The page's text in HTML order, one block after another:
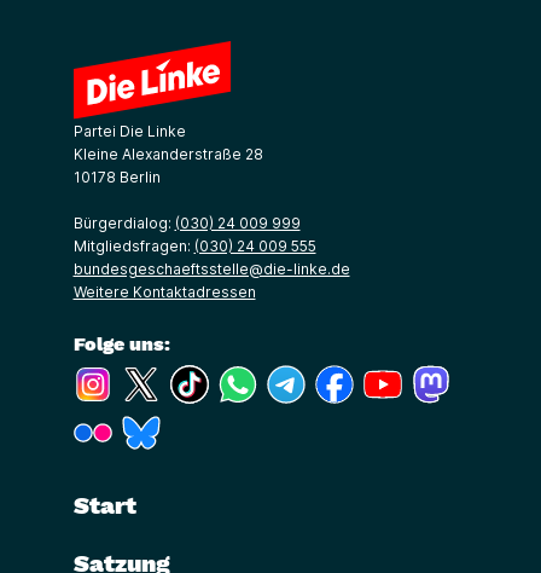
Partei Die Linke
Kleine Alexanderstraße 28
10178 Berlin
Bürgerdialog: (030) 24 009 999
Mitgliedsfragen: (030) 24 009 555
bundesgeschaeftsstelle@die-linke.de
Weitere Kontaktadressen
Folge uns:
(Link öffnet ein neues Fenster)
(Link öffnet ein neues Fenster)
(Link öffnet ein neues Fenster)
(Link öffnet ein neues Fenster)
(Link öffnet ein neues Fenster)
(Link öffnet ein neues
(Link öffnet ein
(Link öffnet ein neues Fenster)
Start
Satzung